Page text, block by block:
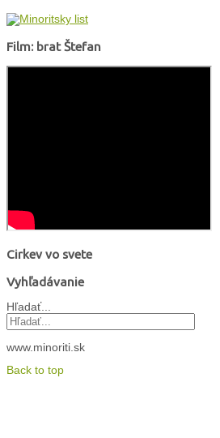
Film: brat Štefan
Cirkev vo svete
Vyhľadávanie
Hľadať...
www.minoriti.sk
Back to top